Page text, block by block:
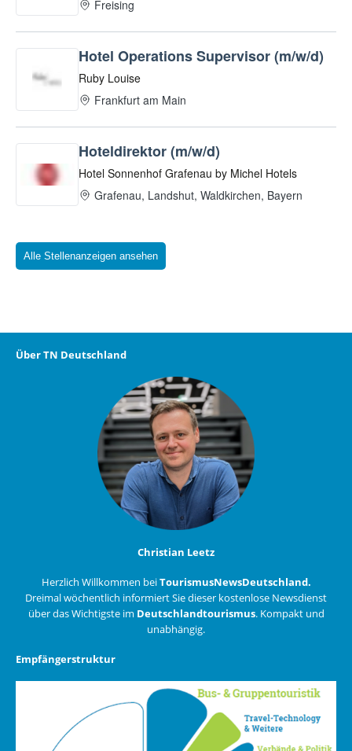
Alle Stellenanzeigen ansehen
Über TN Deutschland
Christian Leetz
Herzlich Willkommen beiTourismusNewsDeutschland.
Dreimal wöchentlich informiert Sie dieser kostenlose Newsdienst
über das Wichtigste im Deutschlandtourismus. Kompakt und
unabhängig.
Empfängerstruktur